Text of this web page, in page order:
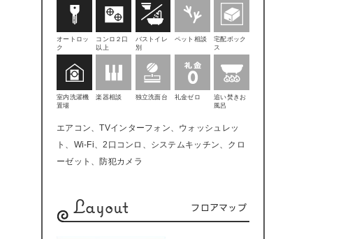
オートロッ
ク
コンロ２口
以上
バストイレ
別
ペット相談
宅配ボック
ス
室内洗濯機
置場
楽器相談 独立洗面台 礼金ゼロ
追い焚きお
風呂
エアコン、TVインターフォン、ウォッシュレッ
ト、Wi-Fi、2口コンロ、システムキッチン、クロ
ーゼット、防犯カメラ
Layout フロアマップ